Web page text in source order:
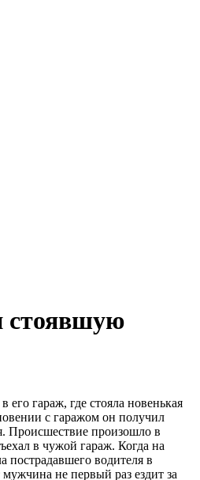
стоявшую
гараж, где стояла новенькая
с гаражом он получил
Происшествие произошло в
в чужой гараж. Когда на
пострадавшего водителя в
не первый раз ездит за